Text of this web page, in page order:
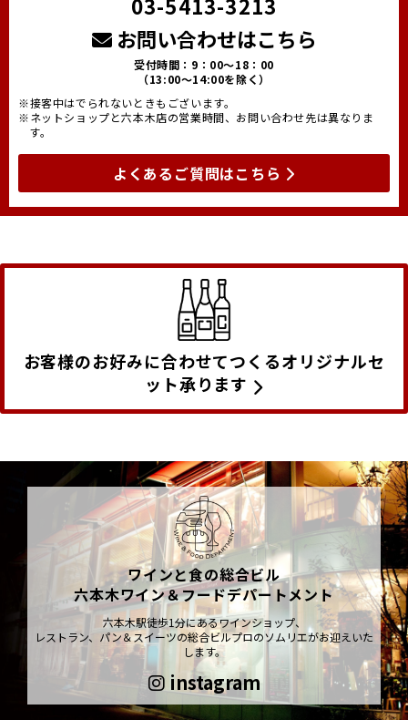
お問い合わせはこちら
受付時間：9：00～18：00
（13:00～14:00を除く）
※接客中はでられないときもございます。
※ネットショップと六本木店の営業時間、お問い合わせ先は異なりま
す。
よくあるご質問はこちら
お客様のお好みに合わせてつくるオリジナルセ
ット承ります
ワインと食の総合ビル
六本木ワイン＆フードデパートメント
六本木駅徒歩1分にあるワインショップ、
レストラン、パン＆スイーツの総合ビルプロのソムリエがお迎えいた
します。
instagram